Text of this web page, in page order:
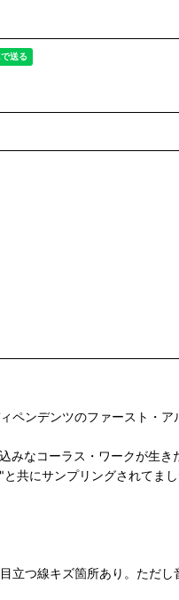
ペンデンツのファースト・
なコーラス・ワークが生き
共にサンプリングされてま
立つ線キズ箇所あり。ただ